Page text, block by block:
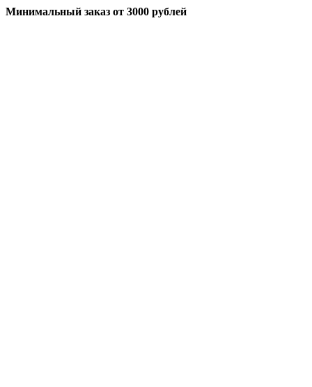
Минимальный заказ от 3000 рублей